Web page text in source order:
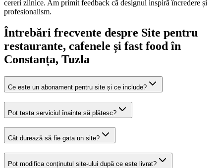
cereri zilnice. Am primit feedback că designul inspiră încredere și
profesionalism.
Întrebări frecvente despre Site pentru
restaurante, cafenele și fast food în
Constanța, Tuzla
Ce este un abonament pentru site și ce include?
Pot testa serviciul înainte să plătesc?
Cât durează să fie gata un site?
Pot modifica conținutul site-ului după ce este livrat?